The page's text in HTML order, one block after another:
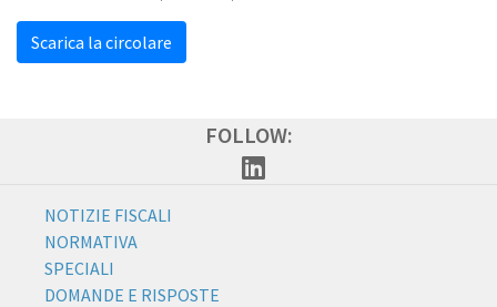
Scarica la circolare
FOLLOW:
NOTIZIE FISCALI
NORMATIVA
SPECIALI
DOMANDE E RISPOSTE